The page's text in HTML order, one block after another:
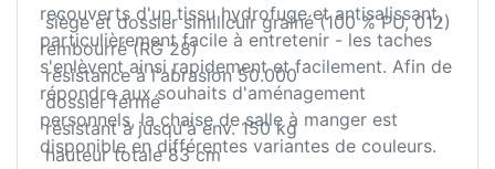
recouverts d'un tissu hydrofuge et antisalissant,
particulièrement facile à entretenir - les taches
s'enlèvent ainsi rapidement et facilement. Afin de
répondre aux souhaits d'aménagement
personnels, la chaise de salle à manger est
disponible en différentes variantes de couleurs.
siège et dossier similicuir grainé (100 % PU, 012)
rembourré (RG 28)
résistance à l'abrasion 50.000
dossier fermé
résistant à jusqu'à env. 150 kg
hauteur totale 83 cm